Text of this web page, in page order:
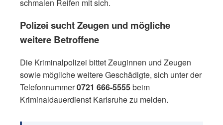
schmalen Reifen mit sich.
Polizei sucht Zeugen und mögliche
weitere Betroffene
Die Kriminalpolizei bittet Zeuginnen und Zeugen
sowie mögliche weitere Geschädigte, sich unter der
Telefonnummer0721 666-5555beim
Kriminaldauerdienst Karlsruhe zu melden.